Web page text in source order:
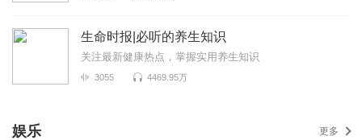
生命时报|必听的养生知识
关注最新健康热点，掌握实用养生知识
3055 4469.95万
娱乐 更多